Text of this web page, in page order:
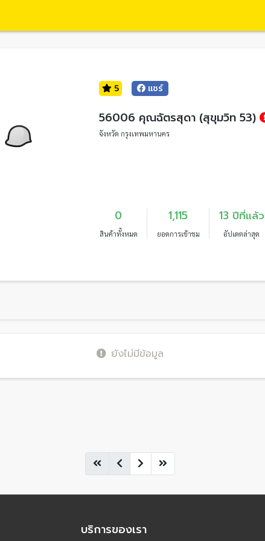
5 แชร์
56006 คุณฉัตรสุดา (สุขุมวิท 53)
จังหวัด กรุงเทพมหานคร
0
สินค้าทั้งหมด
1,115
ยอดการเข้าชม
13 ปีที่แล้ว
อัปเดตล่าสุด
ยังไม่มีข้อมูล
บริการของเรา